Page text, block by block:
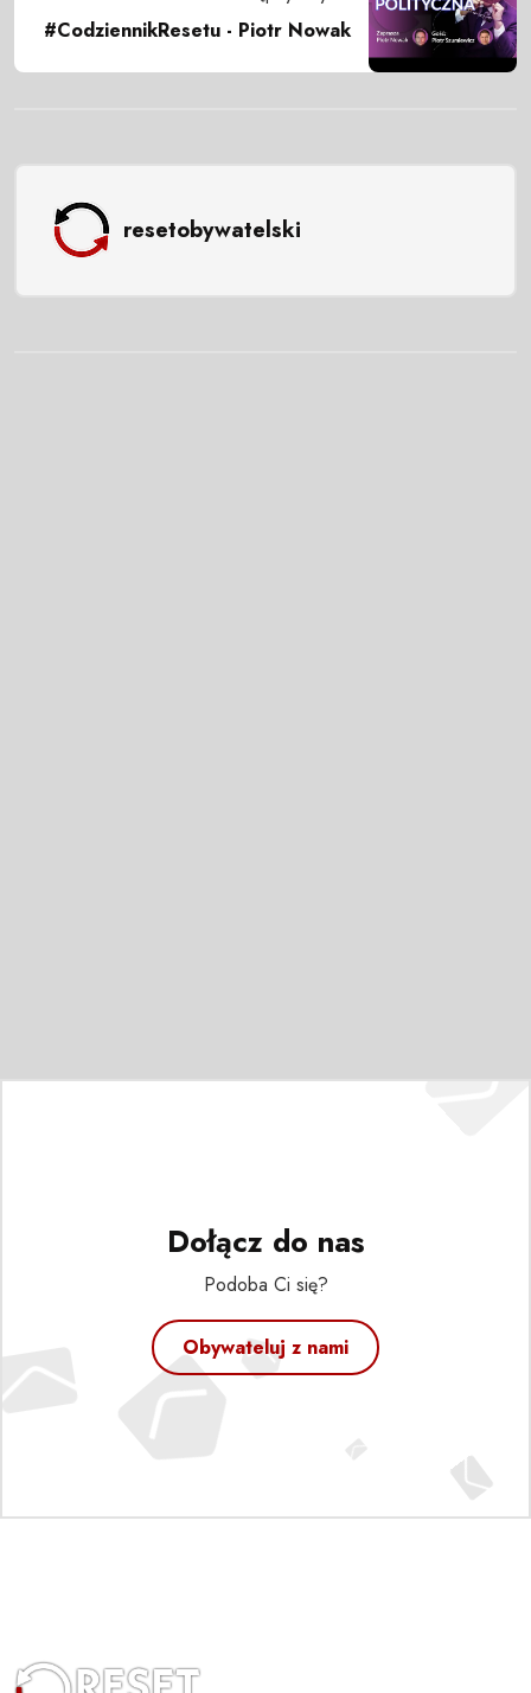
#CodziennikResetu - Piotr Nowak
resetobywatelski
Dołącz do nas
Podoba Ci się?
Obywateluj z nami